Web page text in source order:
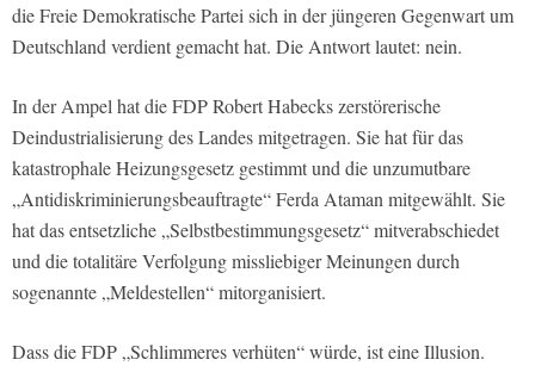
die Freie Demokratische Partei sich in der jüngeren Gegenwart um
Deutschland verdient gemacht hat. Die Antwort lautet: nein.
In der Ampel hat die FDP Robert Habecks zerstörerische
Deindustrialisierung des Landes mitgetragen. Sie hat für das
katastrophale Heizungsgesetz gestimmt und die unzumutbare
„Antidiskriminierungsbeauftragte“ Ferda Ataman mitgewählt. Sie
hat das entsetzliche „Selbstbestimmungsgesetz“ mitverabschiedet
und die totalitäre Verfolgung missliebiger Meinungen durch
sogenannte „Meldestellen“ mitorganisiert.
Dass die FDP „Schlimmeres verhüten“ würde, ist eine Illusion.